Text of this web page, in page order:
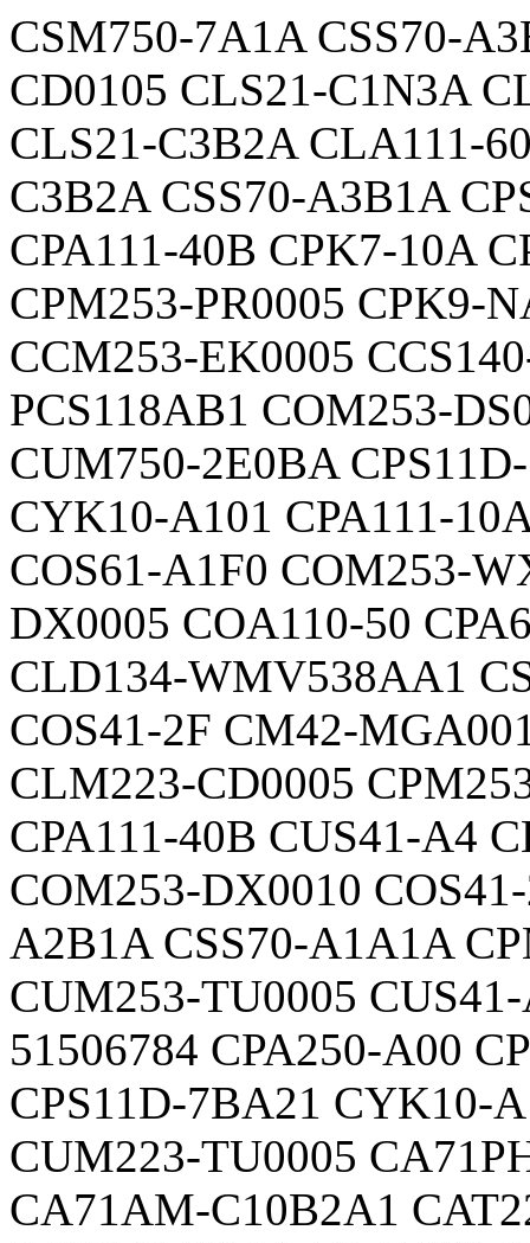
CSM750-7A1A CSS70-
CD0105 CLS21-C1N3A
CLS21-C3B2A CLA111-
C3B2A CSS70-A3B1A
CPA111-40B CPK7-10A
CPM253-PR0005 CPK9-
CCM253-EK0005
PCS118AB1 COM253-
CUM750-2E0BA
CYK10-A101 CPA111-
COS61-A1F0 COM253-
DX0005 COA110-50
CLD134-WMV538AA1
COS41-2F CM42-
CLM223-CD0005
CPA111-40B CUS41-A4
COM253-DX0010
A2B1A CSS70-A1A1A
CUM253-TU0005
51506784 CPA250-A00
CPS11D-7BA21 CYK10-
CUM223-TU0005
CA71AM-C10B2A1